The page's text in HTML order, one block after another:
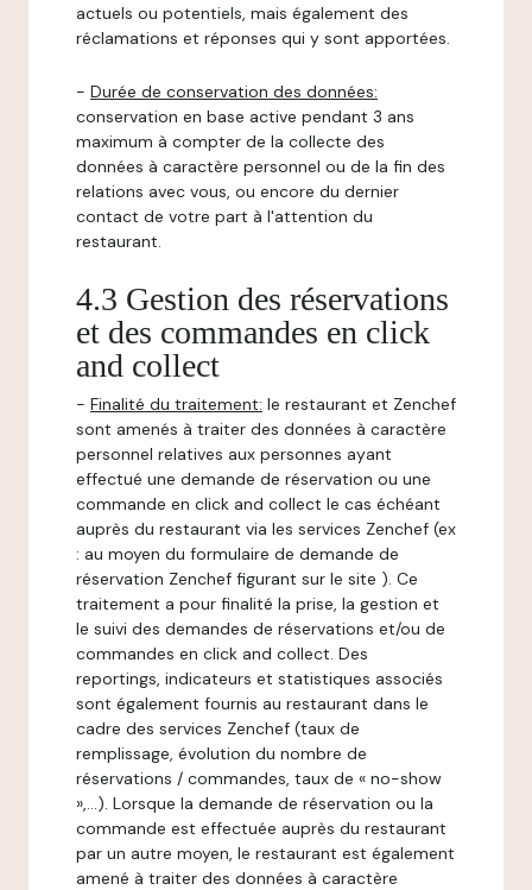
actuels ou potentiels, mais également des
réclamations et réponses qui y sont apportées.
- Durée de conservation des données:
conservation en base active pendant 3 ans
maximum à compter de la collecte des
données à caractère personnel ou de la fin des
relations avec vous, ou encore du dernier
contact de votre part à l'attention du
restaurant.
4.3 Gestion des réservations
et des commandes en click
and collect
- Finalité du traitement: le restaurant et Zenchef
sont amenés à traiter des données à caractère
personnel relatives aux personnes ayant
effectué une demande de réservation ou une
commande en click and collect le cas échéant
auprès du restaurant via les services Zenchef (ex
: au moyen du formulaire de demande de
réservation Zenchef figurant sur le site ). Ce
traitement a pour finalité la prise, la gestion et
le suivi des demandes de réservations et/ou de
commandes en click and collect. Des
reportings, indicateurs et statistiques associés
sont également fournis au restaurant dans le
cadre des services Zenchef (taux de
remplissage, évolution du nombre de
réservations / commandes, taux de « no-show
»,…). Lorsque la demande de réservation ou la
commande est effectuée auprès du restaurant
par un autre moyen, le restaurant est également
amené à traiter des données à caractère